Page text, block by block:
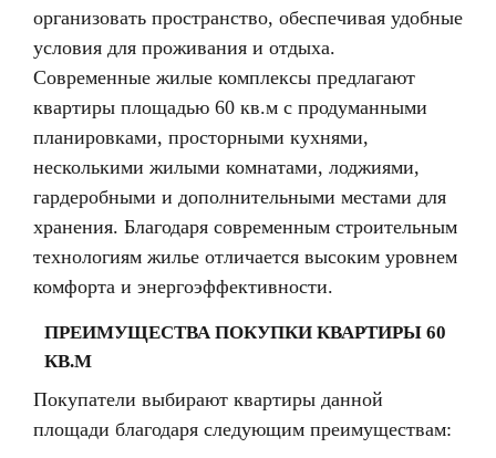
организовать пространство, обеспечивая удобные
условия для проживания и отдыха.
Современные жилые комплексы предлагают
квартиры площадью 60 кв.м с продуманными
планировками, просторными кухнями,
несколькими жилыми комнатами, лоджиями,
гардеробными и дополнительными местами для
хранения. Благодаря современным строительным
технологиям жилье отличается высоким уровнем
комфорта и энергоэффективности.
ПРЕИМУЩЕСТВА ПОКУПКИ КВАРТИРЫ 60
КВ.М
Покупатели выбирают квартиры данной
площади благодаря следующим преимуществам: